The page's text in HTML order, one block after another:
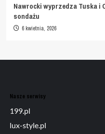
Nawrocki wyprzedza Tuska
sondażu
6 kwietnia, 2026
Nasze serwisy
199.pl
lux-style.pl